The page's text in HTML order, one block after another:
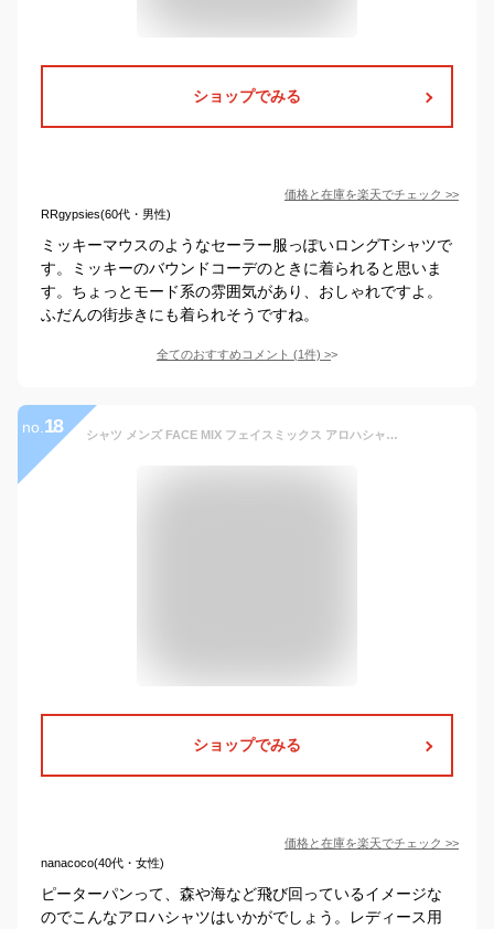
ショップでみる
価格と在庫を楽天でチェック >>
RRgypsies(60代・男性)
ミッキーマウスのようなセーラー服っぽいロングTシャツで
す。ミッキーのバウンドコーデのときに着られると思いま
す。ちょっとモード系の雰囲気があり、おしゃれですよ。
ふだんの街歩きにも着られそうですね。
全てのおすすめコメント (1件) >
no. 18 シャツ メンズ FACE MIX フェイスミックス アロハシャツ (ウミガメ) FB4545U fb4545u 男女兼用 ユニセックス 大きいサイズ 男子用 女性用 レディース トップス はおり オープンカラーシャツ 涼しい カジュアル 総柄 青 緑 ブルー グリーン SS S M L XL LL 3L 4L
ショップでみる
価格と在庫を楽天でチェック >>
nanacoco(40代・女性)
ピーターパンって、森や海など飛び回っているイメージな
のでこんなアロハシャツはいかがでしょう。レディース用